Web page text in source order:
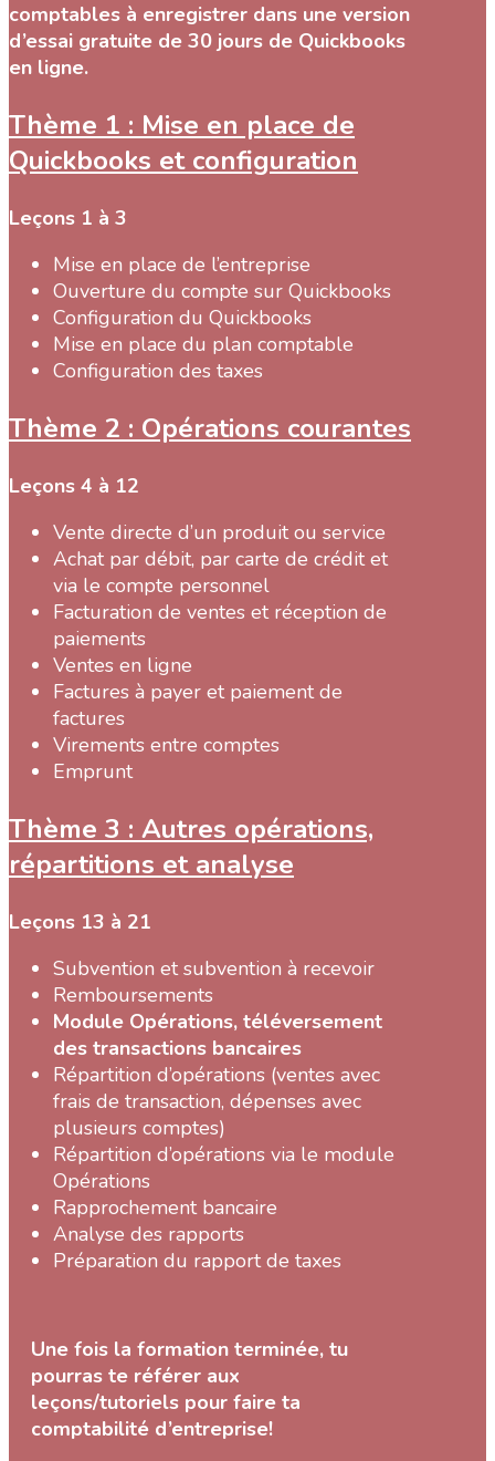
comptables à enregistrer dans une version
d’essai gratuite de 30 jours de Quickbooks
en ligne.
Thème 1 : Mise en place de
Quickbooks et configuration
Leçons 1 à 3
Mise en place de l’entreprise
Ouverture du compte sur Quickbooks
Configuration du Quickbooks
Mise en place du plan comptable
Configuration des taxes
Thème 2 : Opérations courantes
Leçons 4 à 12
Vente directe d’un produit ou service
Achat par débit, par carte de crédit et
via le compte personnel
Facturation de ventes et réception de
paiements
Ventes en ligne
Factures à payer et paiement de
factures
Virements entre comptes
Emprunt
Thème 3 : Autres opérations,
répartitions et analyse
Leçons 13 à 21
Subvention et subvention à recevoir
Remboursements
Module Opérations, téléversement
des transactions bancaires
Répartition d’opérations (ventes avec
frais de transaction, dépenses avec
plusieurs comptes)
Répartition d’opérations via le module
Opérations
Rapprochement bancaire
Analyse des rapports
Préparation du rapport de taxes
Une fois la formation terminée, tu
pourras te référer aux
leçons/tutoriels pour faire ta
comptabilité d’entreprise!